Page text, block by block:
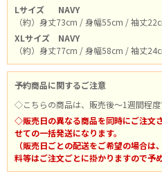
Lサイズ
NAVY
（約）身丈73cm / 身幅55cm / 袖丈
XLサイズ
NAVY
（約）身丈77cm / 身幅58cm / 袖丈
予約商品に関するご注意
◇こちらの商品は、販売後～1週間程度
◇販売日の異なる商品を同時にご注文
せての一括発送になります。
（販売日ごとの配送をご希望の場合
料等はご注文ごとに掛かりますので予